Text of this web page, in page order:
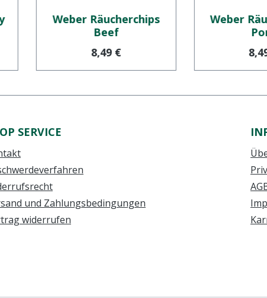
Weber Räucherchips
Beef
Regulärer Preis:
8,49 €
Weber
SERVICE
und Zahlungsbedingungen
widerrufen